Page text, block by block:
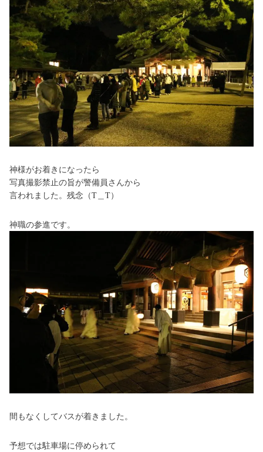
神様がお着きになったら
写真撮影禁止の旨が警備員さんから
言われました。残念（T＿T）
神職の参進です。
間もなくしてバスが着きました。
予想では駐車場に停められて